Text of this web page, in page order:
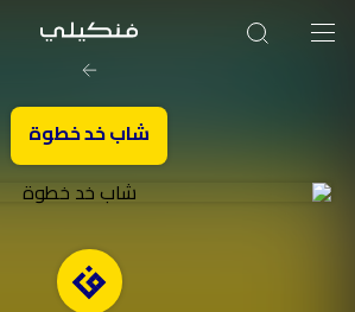
شاب خد خطوة
صورة الغلاف من فن
SOUFIANE Abid